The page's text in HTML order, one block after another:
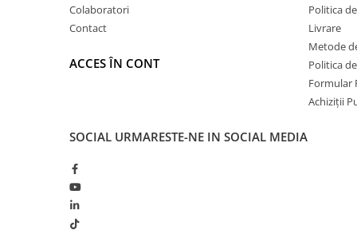
Pardoseli și Nivelare Suport
Nivelare Grosieră
Nivelare în Strat Subțire
Stabilizare Suport
Profile Tencuieli și Glet
Profile Tencuieli
Colaboratori
Contact
ACCES ÎN CONT
Politica
Livrare
Metode
Politica
Formular
Achiziții
SOCIAL URMARESTE-NE IN SOCIAL MEDIA